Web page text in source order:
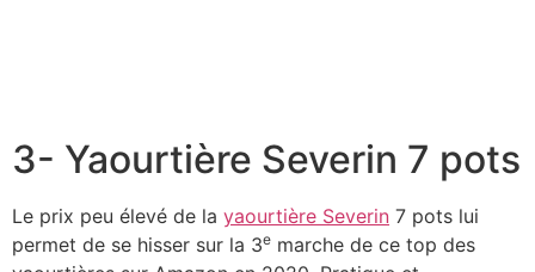
3- Yaourtière Severin 7 pots
Le prix peu élevé de la yaourtière Severin 7 pots lui
permet de se hisser sur la 3e marche de ce top des